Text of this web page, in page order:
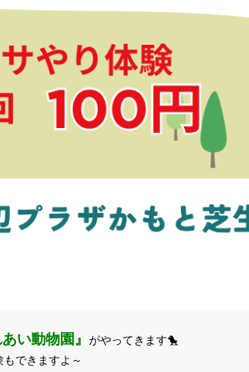
あい動物園』
がやってきます🐤
できますよ～